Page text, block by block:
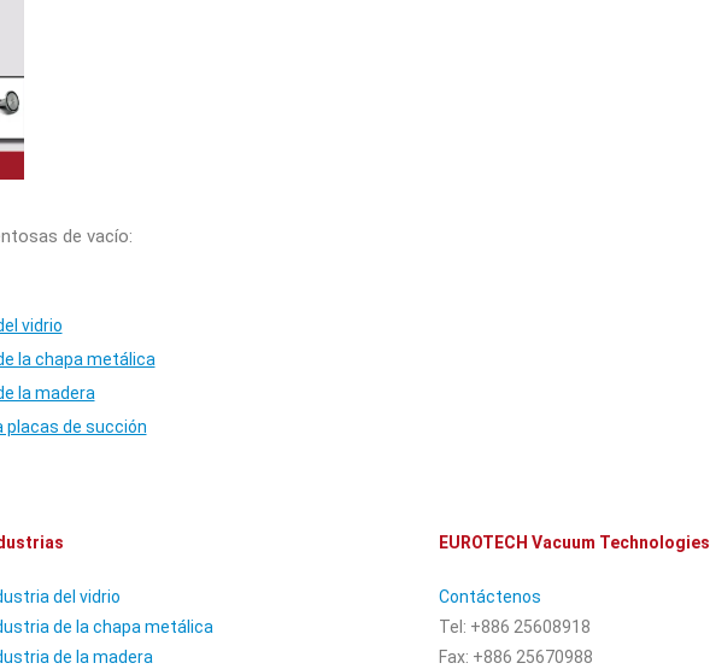
de vacío:
vidrio
la chapa metálica
la madera
placas de succión
del vidrio
de la chapa metálica
de la madera
EUROTECH Vacuum Technologies
Contáctenos
Tel: +886 25608918
Fax: +886 25670988